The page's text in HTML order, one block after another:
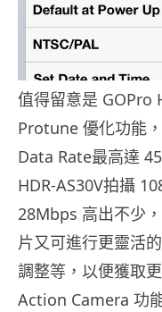
值得留意是 GOPro
Protune 優化功能
Data Rate最高達
HDR-AS30V拍攝
28Mbps 高出不少
片又可進行更靈活
調整等，以便獲取
Action Camera 功